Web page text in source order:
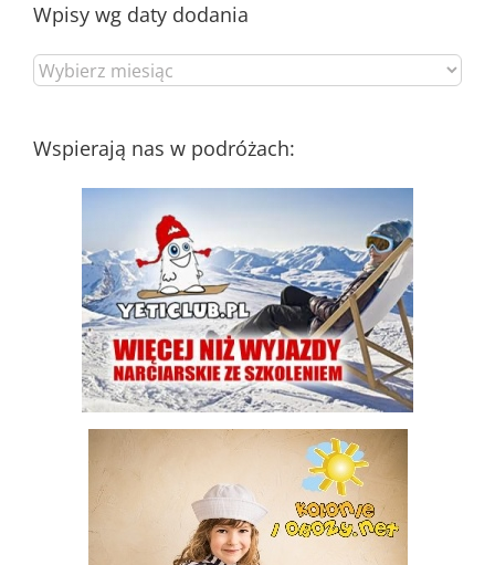
Wpisy wg daty dodania
Wpisy
wg
Wspierają nas w podróżach: